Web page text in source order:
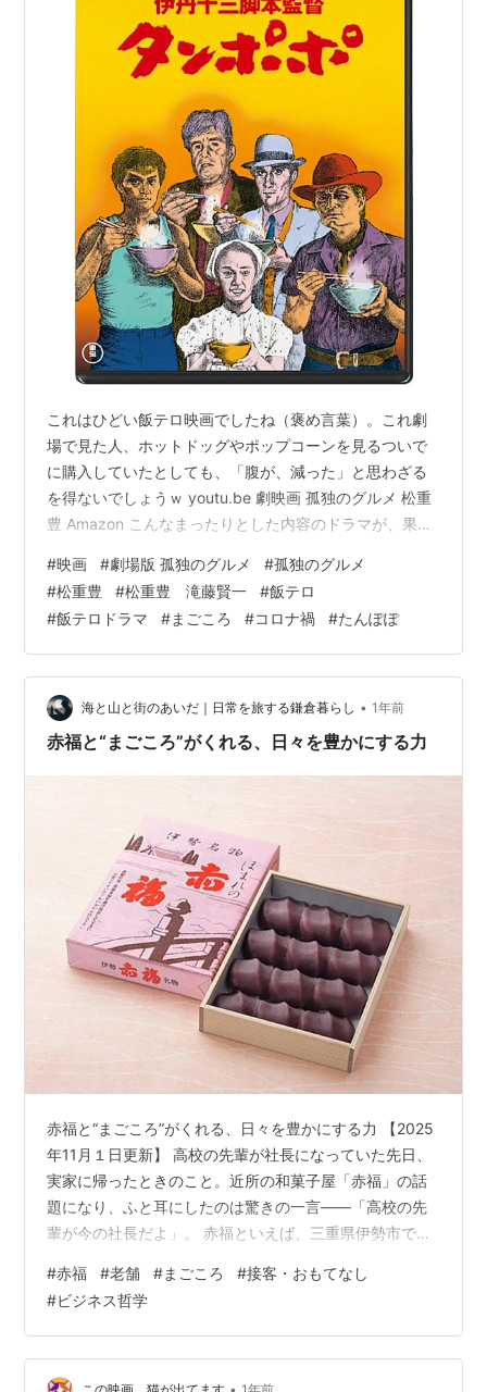
これはひどい飯テロ映画でしたね（褒め言葉）。これ劇
場で見た人、ホットドッグやポップコーンを見るついで
に購入していたとしても、「腹が、減った」と思わざる
を得ないでしょうｗ youtu.be 劇映画 孤独のグルメ 松重
豊 Amazon こんなまったりとした内容のドラマが、果た
い大衆向け娯楽映画として成立していましたね。 この作
品を知らない人も全く心配ないシナリオで、個人輸入雑
貨店を営む主人公井の頭五郎（松重豊）が、年配のお客
様からある昔飲んだスープを再現して欲しいという「ク
エスト」を授けられる。 そのクエストの最中、嵐に見舞
われ流れ着いた島で五郎は…
#映画 #劇場版 孤独のグルメ #孤独のグルメ
#松重豊 #松重豊 滝藤賢一 #飯テロ
#飯テロドラマ #まごころ #コロナ禍 #たんぽぽ
海と山と街のあいだ｜日常を旅する鎌倉暮らし • 1年前
赤福と“まごころ”がくれる、日々を豊かにする力
赤福と“まごころ”がくれる、日々を豊かにする力 【2025
年11月１日更新】 高校の先輩が社長になっていた先日、
実家に帰ったときのこと。近所の和菓子屋「赤福」の話
題になり、ふと耳にしたのは驚きの一言――「高校の先
輩が今の社長だよ」。 赤福といえば、三重県伊勢市で
いえばお伊勢参りというほど、旅の記憶に刻まれる銘菓
です。でも私の中では、2007年の“あの事件”の記憶もよ
みがえります。消費期限表示の不正が発覚し、一時はブ
ランドが大きく傷つきました。世間からの批判は厳し
#赤福 #老舗 #まごころ #接客・おもてなし
#ビジネス哲学